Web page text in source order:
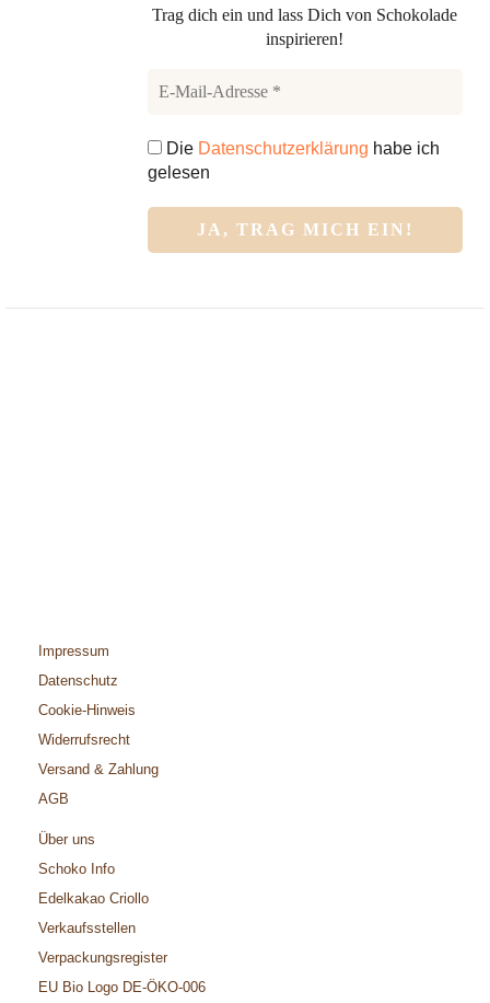
Trag dich ein und lass Dich von Schokolade
inspirieren!
Die Datenschutzerklärung habe ich
gelesen
Impressum
Datenschutz
Cookie-Hinweis
Widerrufsrecht
Versand & Zahlung
AGB
Über uns
Schoko Info
Edelkakao Criollo
Verkaufsstellen
Verpackungsregister
EU Bio Logo DE-ÖKO-006